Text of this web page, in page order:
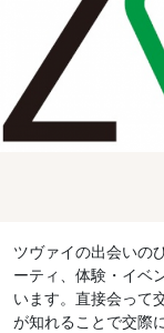
ツヴァイの出会いの
ーティ、体験・イベ
います。直接会って
が知れることで交際